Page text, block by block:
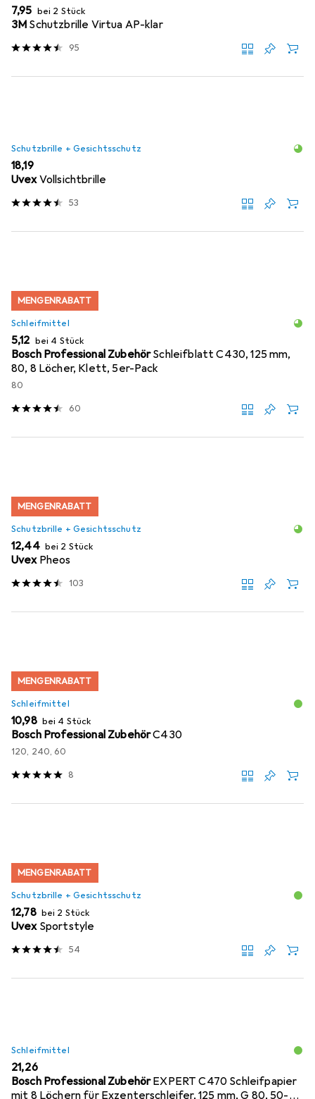
EUR
7,95 bei 2 Stück
3M Schutzbrille Virtua AP-klar
95
Schutzbrille + Gesichtsschutz
EUR
18,19
UvexVollsichtbrille
53
MENGENRABATT
Schleifmittel
EUR
5,12 bei 4 Stück
Bosch Professional ZubehörSchleifblatt C430, 125 mm,
80, 8 Löcher, Klett, 5er-Pack
80
60
MENGENRABATT
Schutzbrille + Gesichtsschutz
EUR
12,44 bei 2 Stück
Uvex Pheos
103
MENGENRABATT
Schleifmittel
EUR
10,98 bei 4 Stück
Bosch Professional ZubehörC430
120, 240, 60
8
MENGENRABATT
Schutzbrille + Gesichtsschutz
EUR
12,78 bei 2 Stück
Uvex Sportstyle
54
Schleifmittel
EUR
21,26
Bosch Professional ZubehörEXPERT C470 Schleifpapier
mit 8 Löchern für Exzenterschleifer, 125 mm, G 80, 50-